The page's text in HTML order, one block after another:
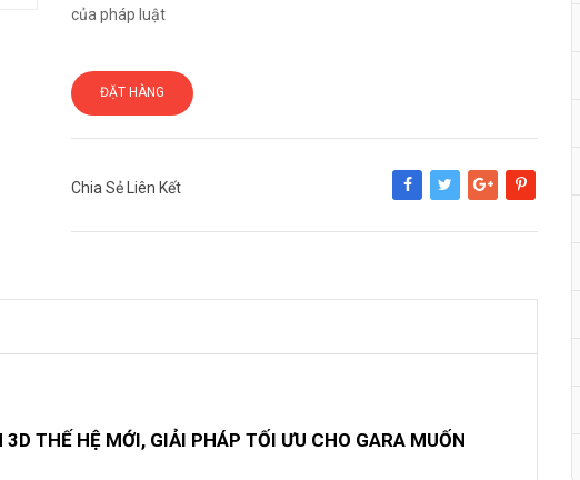
của pháp luật
ĐẶT HÀNG
Chia Sẻ Liên Kết
Share Tweet Google+Pinterest
THẾ HỆ MỚI, GIẢI PHÁP TỐI ƯU CHO GARA MUỐN